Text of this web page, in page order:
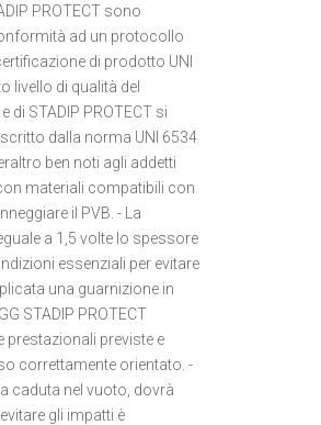
PROTECT sono
ad un protocollo
di prodotto UNI
livello di qualità del
di STADIP PROTECT si
dalla norma UNI 6534
ben noti agli addetti
materiali compatibili con
il PVB. - La
a 1,5 volte lo spessore
essenziali per evitare
una guarnizione in
STADIP PROTECT
prestazionali previste e
correttamente orientato. -
caduta nel vuoto, dovrà
gli impatti è